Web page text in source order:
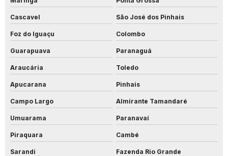
Cascavel São José dos Pinhais
Foz do Iguaçu Colombo
Guarapuava Paranaguá
Araucária Toledo
Apucarana Pinhais
Campo Largo Almirante Tamandaré
Umuarama Paranavaí
Piraquara Cambé
Sarandi Fazenda Rio Grande